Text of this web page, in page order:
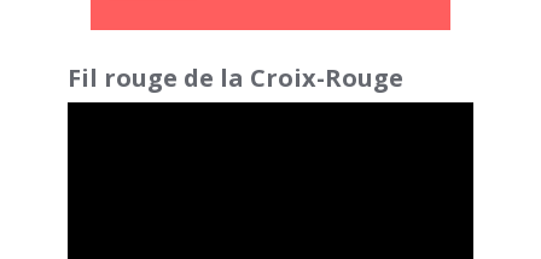
Fil rouge de la Croix-Rouge